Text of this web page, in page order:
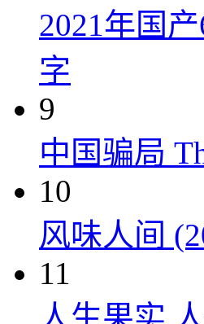
2021年国
字
9
中国骗局
10
风味人间
11